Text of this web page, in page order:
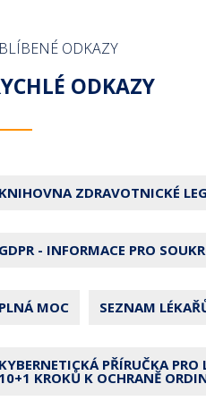
ODKAZY
ODKAZY
ZDRAVOTNICKÉ
- INFORMACE PRO
MOC SEZNAM
PŘÍRUČKA PRO
KROKŮ K OCHRANĚ